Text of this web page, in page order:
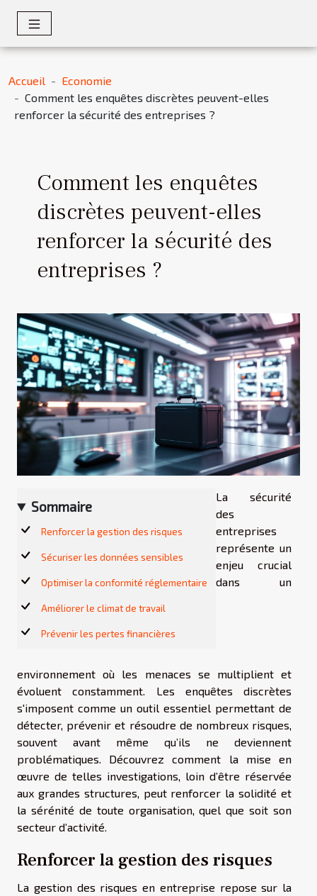
Accueil
Economie
Comment les enquêtes discrètes peuvent-elles
renforcer la sécurité des entreprises ?
Comment les enquêtes
discrètes peuvent-elles
renforcer la sécurité des
entreprises ?
Sommaire
Renforcer la gestion des risques
Sécuriser les données sensibles
Optimiser la conformité réglementaire
Améliorer le climat de travail
Prévenir les pertes financières
La sécurité
des
entreprises
représente un
enjeu crucial
dans un
environnement où les menaces se multiplient et
évoluent constamment. Les enquêtes discrètes
s'imposent comme un outil essentiel permettant de
détecter, prévenir et résoudre de nombreux risques,
souvent avant même qu’ils ne deviennent
problématiques. Découvrez comment la mise en
œuvre de telles investigations, loin d’être réservée
aux grandes structures, peut renforcer la solidité et
la sérénité de toute organisation, quel que soit son
secteur d’activité.
Renforcer la gestion des risques
La gestion des risques en entreprise repose sur la